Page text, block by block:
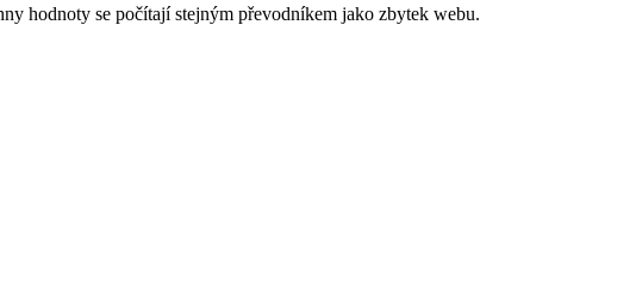
hodnoty se počítají stejným převodníkem jako zbytek webu.